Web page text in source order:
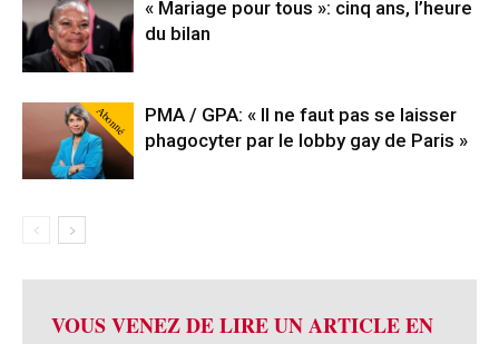
« Mariage pour tous »: cinq ans, l’heure
du bilan
Abonné
PMA / GPA: « Il ne faut pas se laisser
phagocyter par le lobby gay de Paris »
VOUS VENEZ DE LIRE UN ARTICLE EN